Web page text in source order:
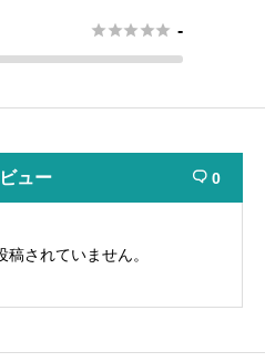
 -
ュー  0
稿されていません。